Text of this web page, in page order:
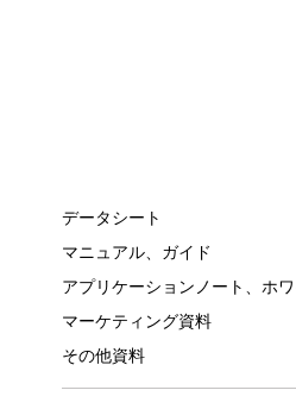
データシート
マニュアル、ガイド
アプリケーションノート、ホ
マーケティング資料
その他資料